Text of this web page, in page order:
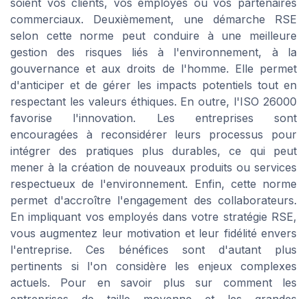
soient vos clients, vos employés ou vos partenaires
commerciaux. Deuxièmement, une démarche RSE
selon cette norme peut conduire à une meilleure
gestion des risques liés à l'environnement, à la
gouvernance et aux droits de l'homme. Elle permet
d'anticiper et de gérer les impacts potentiels tout en
respectant les valeurs éthiques. En outre, l'ISO 26000
favorise l'innovation. Les entreprises sont
encouragées à reconsidérer leurs processus pour
intégrer des pratiques plus durables, ce qui peut
mener à la création de nouveaux produits ou services
respectueux de l'environnement. Enfin, cette norme
permet d'accroître l'engagement des collaborateurs.
En impliquant vos employés dans votre stratégie RSE,
vous augmentez leur motivation et leur fidélité envers
l'entreprise. Ces bénéfices sont d'autant plus
pertinents si l'on considère les enjeux complexes
actuels. Pour en savoir plus sur comment les